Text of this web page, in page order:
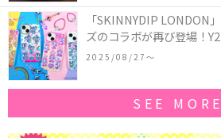
「SKINNYDIP LONDON
ズのコラボが再び登場！
作コレクションを発売♪
2025/08/27〜
SEE MORE